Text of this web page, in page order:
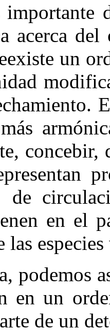
importante
acerca
un
concebir,
de
en el
podemos
en un
de un